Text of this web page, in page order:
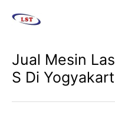
Jual Mesin
S Di